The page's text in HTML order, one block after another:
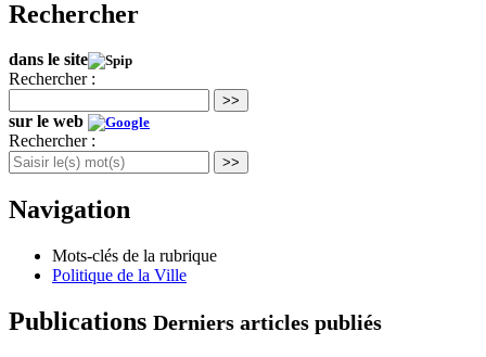
Rechercher
dans le site
Rechercher :
>>
sur le web
Rechercher :
>>
Navigation
Mots-clés de la rubrique
Politique de la Ville
Publications Derniers articles publiés